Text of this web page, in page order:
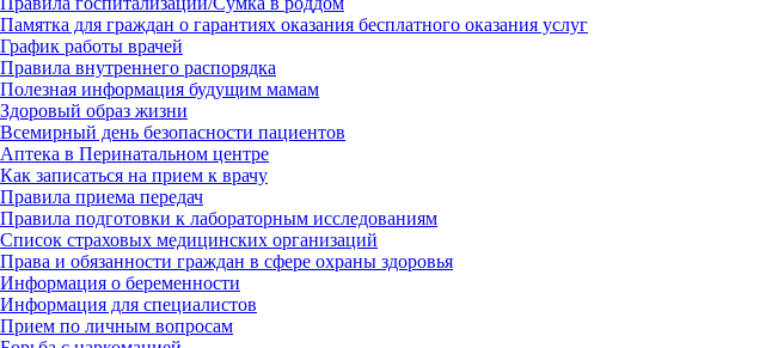
Памятка для граждан о гарантиях оказания бесплатного оказания услуг
График работы врачей
Правила внутреннего распорядка
Полезная информация будущим мамам
Здоровый образ жизни
Всемирный день безопасности пациентов
Аптека в Перинатальном центре
Как записаться на прием к врачу
Правила приема передач
Правила подготовки к лабораторным исследованиям
Список страховых медицинских организаций
Права и обязанности граждан в сфере охраны здоровья
Информация о беременности
Информация для специалистов
Прием по личным вопросам